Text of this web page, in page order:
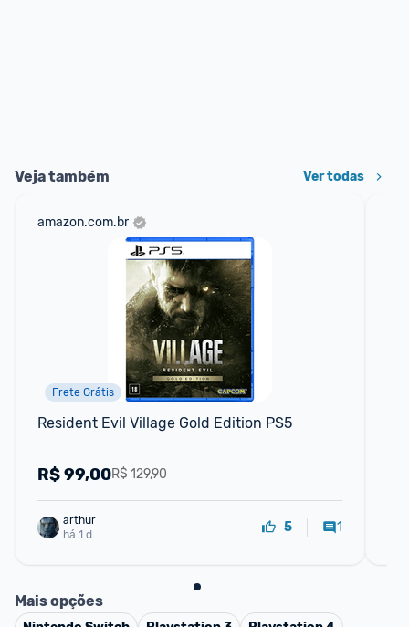
Veja também Ver todas
amazon.com.br
Frete Grátis
Resident Evil Village Gold Edition PS5
R$ 129,90
R$99,00
arthur
há 1 d
5 1
Mais opções